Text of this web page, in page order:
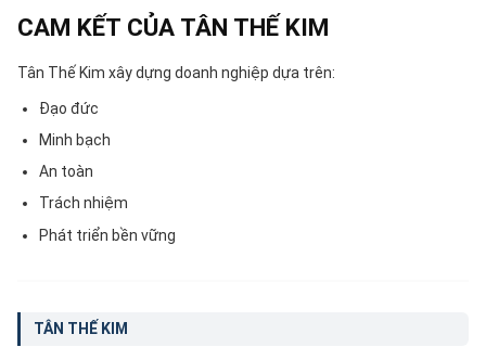
CAM KẾT CỦA TÂN THẾ KIM
Tân Thế Kim xây dựng doanh nghiệp dựa trên:
Đạo đức
Minh bạch
An toàn
Trách nhiệm
Phát triển bền vững
TÂN THẾ KIM